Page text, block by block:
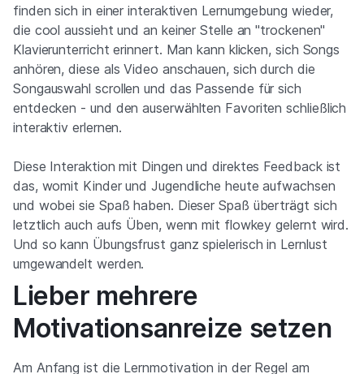
finden sich in einer interaktiven Lernumgebung wieder,
die cool aussieht und an keiner Stelle an "trockenen"
Klavierunterricht erinnert. Man kann klicken, sich Songs
anhören, diese als Video anschauen, sich durch die
Songauswahl scrollen und das Passende für sich
entdecken - und den auserwählten Favoriten schließlich
interaktiv erlernen.
Diese Interaktion mit Dingen und direktes Feedback ist
das, womit Kinder und Jugendliche heute aufwachsen
und wobei sie Spaß haben. Dieser Spaß überträgt sich
letztlich auch aufs Üben, wenn mit flowkey gelernt wird.
Und so kann Übungsfrust ganz spielerisch in Lernlust
umgewandelt werden.
Lieber mehrere
Motivationsanreize setzen
Am Anfang ist die Lernmotivation in der Regel am